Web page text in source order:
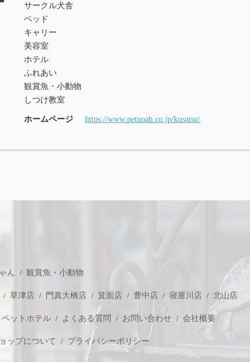
サークル犬舎
ベッド
キャリー
美容室
ホテル
ふれあい
観賞魚・小動物
しつけ教室
ホームページ https://www.petnoah.co.jp/kusatsu/
ん 観賞魚・小動物
草津店 門真大橋店 箕面店 豊中店 寝屋川店 北山店
ペットホテル よくある質問 お問い合わせ 会社概要
ップについて プライバシーポリシー